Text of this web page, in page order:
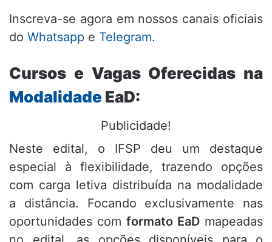
Inscreva-se agora em nossos canais oficiais
do Whatsapp e Telegram.
Cursos e Vagas Oferecidas na
Modalidade EaD:
Publicidade!
Neste edital, o IFSP deu um destaque
especial à flexibilidade, trazendo opções
com carga letiva distribuída na modalidade
a distância. Focando exclusivamente nas
oportunidades com formato EaD mapeadas